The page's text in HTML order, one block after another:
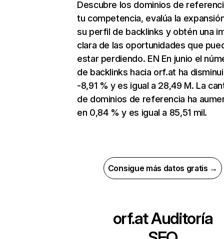
Descubre los dominios de
tu competencia, evalúa la
su perfil de backlinks y obtén una
clara de las oportunidades que
estar perdiendo. EN En junio el
de backlinks hacia orf.at ha
-8,91 % y es igual a 28,49 M. La
de dominios de referencia ha
en 0,84 % y es igual a 85,51 mil.
Consigue más datos gratis →
orf.atAuditoría